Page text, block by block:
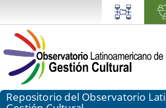
Repositorio del Observatorio